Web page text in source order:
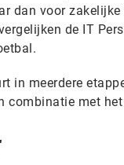
dan voor
de IT
in meerdere
combinatie met